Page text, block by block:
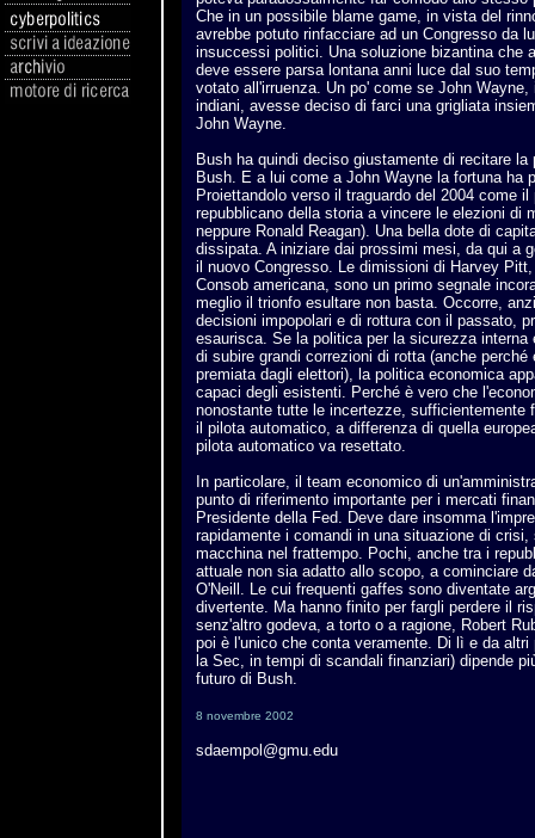
Che in un possibile blame game, in vista del
avrebbe potuto rinfacciare ad un Congresso da
insuccessi politici. Una soluzione bizantina che
deve essere parsa lontana anni luce dal suo
votato all'irruenza. Un po' come se John
indiani, avesse deciso di farci una grigliata
John Wayne.
Bush ha quindi deciso giustamente di recitare la
Bush. E a lui come a John Wayne la fortuna ha
Proiettandolo verso il traguardo del 2004 come il
repubblicano della storia a vincere le elezioni di
neppure Ronald Reagan). Una bella dote di
dissipata. A iniziare dai prossimi mesi, da qui a
il nuovo Congresso. Le dimissioni di Harvey
Consob americana, sono un primo segnale
meglio il trionfo esultare non basta. Occorre,
decisioni impopolari e di rottura con il passato,
esaurisca. Se la politica per la sicurezza interna
di subire grandi correzioni di rotta (anche perché
premiata dagli elettori), la politica economica
capaci degli esistenti. Perché è vero che
nonostante tutte le incertezze, sufficientemente
il pilota automatico, a differenza di quella
pilota automatico va resettato.
In particolare, il team economico di
punto di riferimento importante per i mercati
Presidente della Fed. Deve dare insomma
rapidamente i comandi in una situazione di
macchina nel frattempo. Pochi, anche tra i
attuale non sia adatto allo scopo, a cominciare
O'Neill. Le cui frequenti gaffes sono diventate
divertente. Ma hanno finito per fargli perdere il
senz'altro godeva, a torto o a ragione, Robert
poi è l'unico che conta veramente. Di lì e da
la Sec, in tempi di scandali finanziari) dipende
futuro di Bush.
8 novembre 2002
sdaempol@gmu.edu